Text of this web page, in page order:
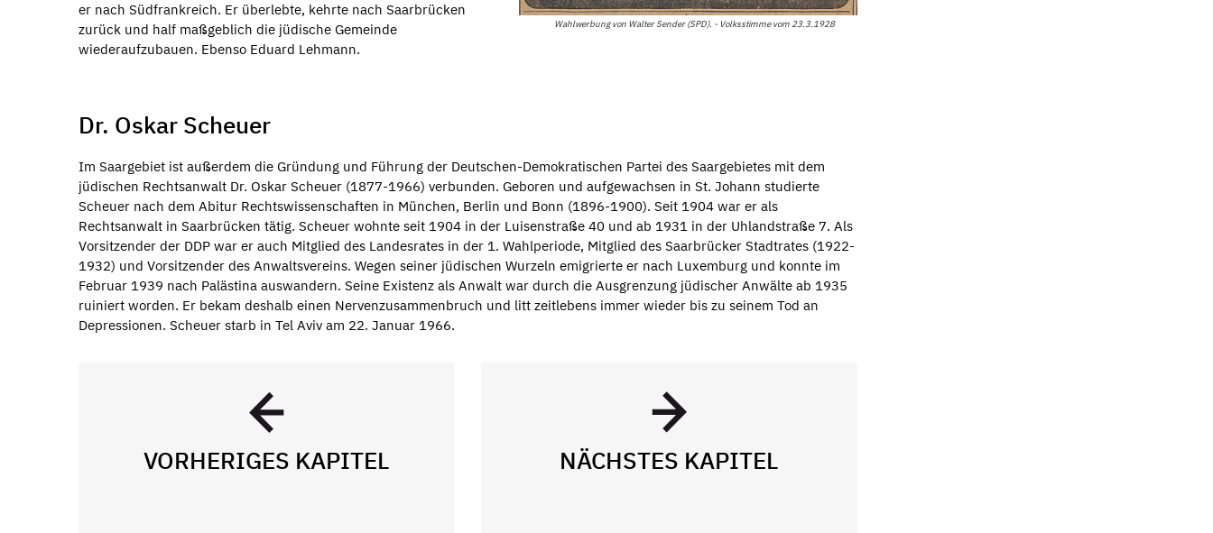
Wahlwerbung von Walter Sender (SPD). - Volksstimme vom 23.3.1928
er nach Südfrankreich. Er überlebte, kehrte nach Saarbrücken
zurück und half maßgeblich die jüdische Gemeinde
wiederaufzubauen. Ebenso Eduard Lehmann.
Dr. Oskar Scheuer
Im Saargebiet ist außerdem die Gründung und Führung der Deutschen-Demokratischen Partei des Saargebietes mit dem
jüdischen Rechtsanwalt Dr. Oskar Scheuer (1877-1966) verbunden. Geboren und aufgewachsen in St. Johann studierte
Scheuer nach dem Abitur Rechtswissenschaften in München, Berlin und Bonn (1896-1900). Seit 1904 war er als
Rechtsanwalt in Saarbrücken tätig. Scheuer wohnte seit 1904 in der Luisenstraße 40 und ab 1931 in der Uhlandstraße 7. Als
Vorsitzender der DDP war er auch Mitglied des Landesrates in der 1. Wahlperiode, Mitglied des Saarbrücker Stadtrates (1922-
1932) und Vorsitzender des Anwaltsvereins. Wegen seiner jüdischen Wurzeln emigrierte er nach Luxemburg und konnte im
Februar 1939 nach Palästina auswandern. Seine Existenz als Anwalt war durch die Ausgrenzung jüdischer Anwälte ab 1935
ruiniert worden. Er bekam deshalb einen Nervenzusammenbruch und litt zeitlebens immer wieder bis zu seinem Tod an
Depressionen. Scheuer starb in Tel Aviv am 22. Januar 1966.
VORHERIGES KAPITEL NÄCHSTES KAPITEL